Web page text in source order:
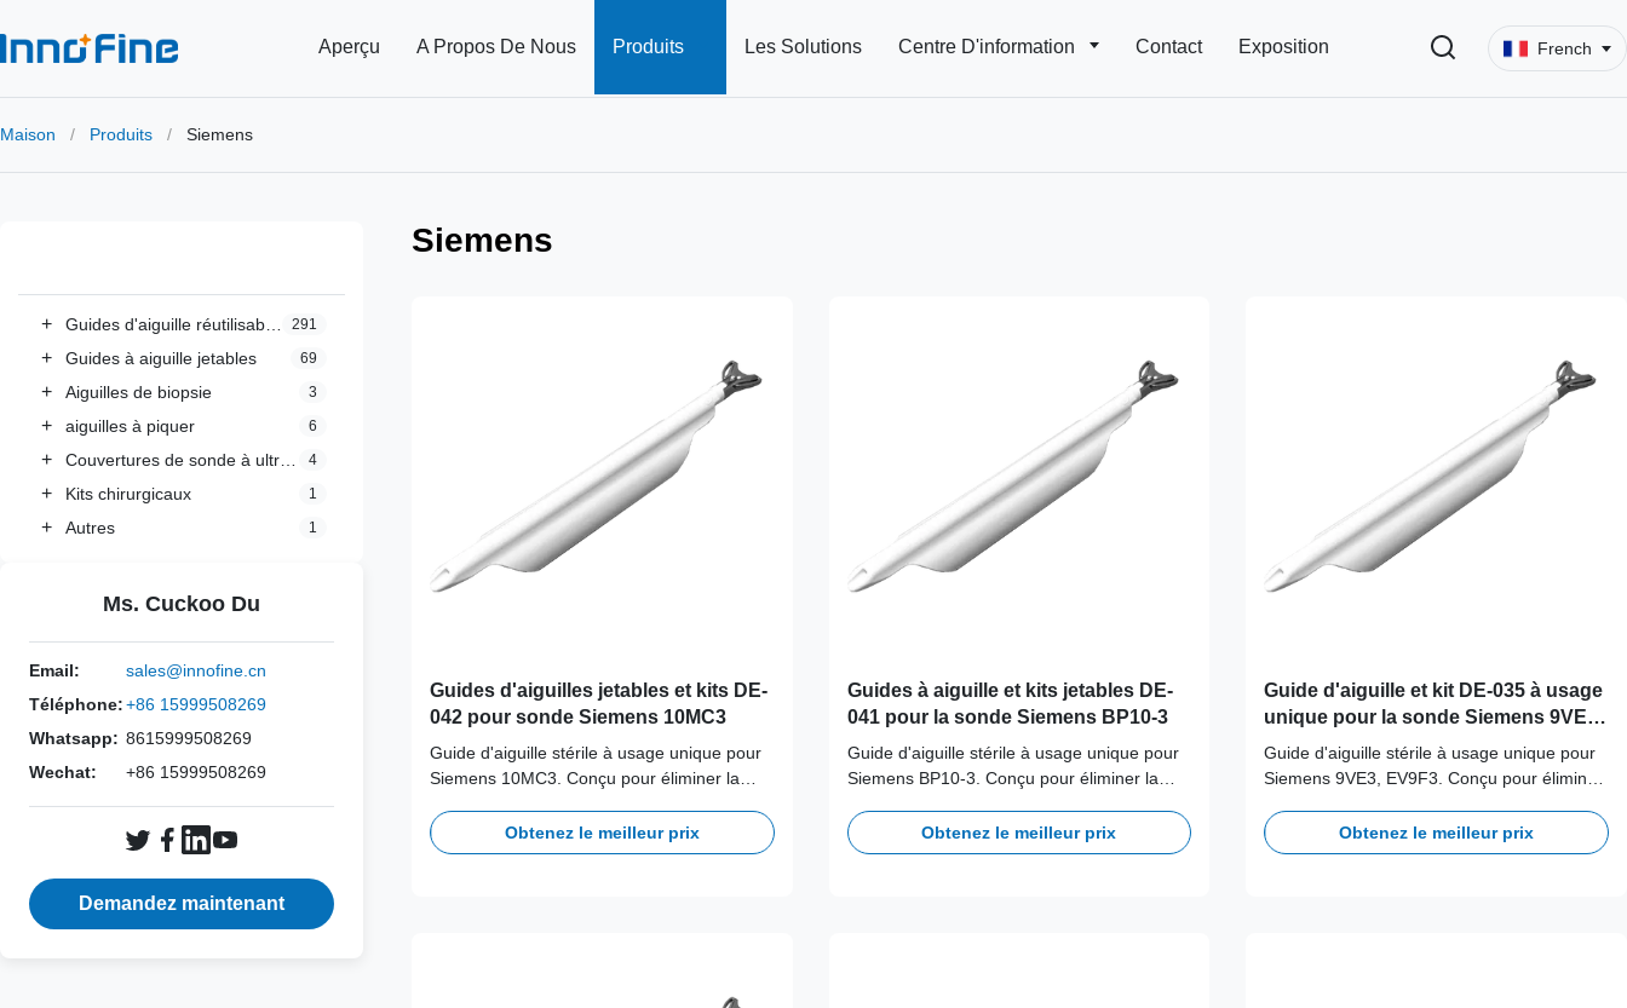
Aperçu A Propos De Nous Produits Les Solutions Centre D'information Contact Exposition French
Maison / Produits / Siemens
+ 291
+ Guides à aiguille jetables 69
+ Aiguilles de biopsie 3
+ aiguilles à piquer 6
+ 4
+ Kits chirurgicaux 1
+ Autres 1
Ms. Cuckoo Du
Email:
sales@innofine.cn
Téléphone:+86 15999508269
Whatsapp: 8615999508269
Wechat:
+86 15999508269
Demandez maintenant
Siemens
Guides d'aiguilles jetables et kits DE-
042 pour sonde Siemens 10MC3
Guide d'aiguille stérile à usage unique pour
Siemens 10MC3. Conçu pour éliminer la
Obtenez le meilleur prix
Guides à aiguille et kits jetables DE-
041 pour la sonde Siemens BP10-3
Guide d'aiguille stérile à usage unique pour
Siemens BP10-3. Conçu pour éliminer la
Obtenez le meilleur prix
Guide d'aiguille et kit DE-035 à usage
unique pour la sonde Siemens 9VE3,
EV9F3
Guide d'aiguille stérile à usage unique pour
Siemens 9VE3, EV9F3. Conçu pour éliminer
Obtenez le meilleur prix